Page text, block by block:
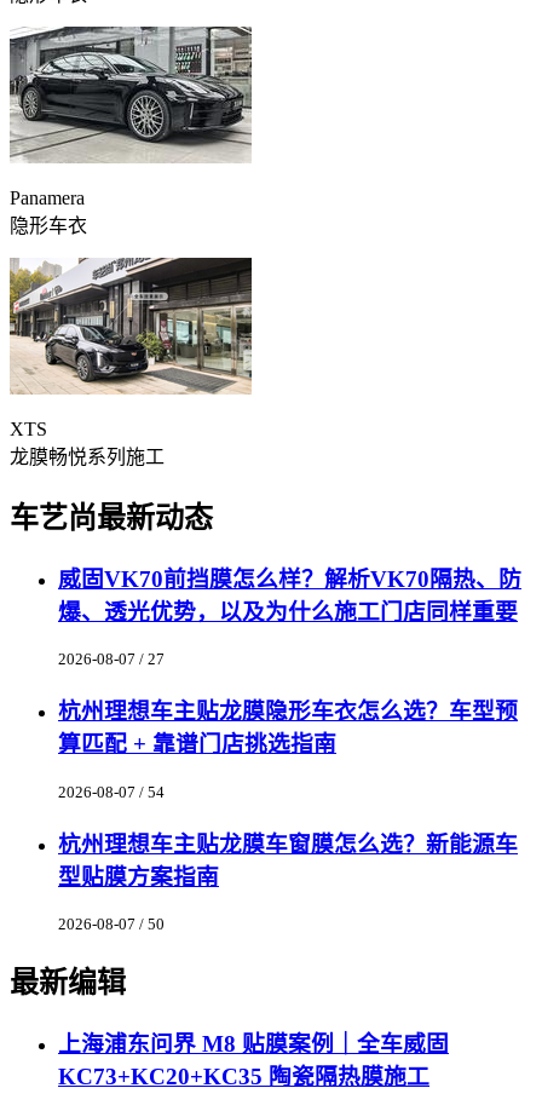
Panamera
隐形车衣
XTS
龙膜畅悦系列施工
车艺尚最新动态
威固VK70前挡膜怎么样？解析VK70隔热、防
爆、透光优势，以及为什么施工门店同样重要
2026-08-07 / 27
杭州理想车主贴龙膜隐形车衣怎么选？车型预
算匹配 + 靠谱门店挑选指南
2026-08-07 / 54
杭州理想车主贴龙膜车窗膜怎么选？新能源车
型贴膜方案指南
2026-08-07 / 50
最新编辑
上海浦东问界 M8 贴膜案例｜全车威固
KC73+KC20+KC35 陶瓷隔热膜施工